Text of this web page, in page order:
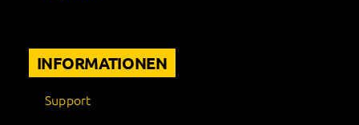
INFORMATIONEN
Support